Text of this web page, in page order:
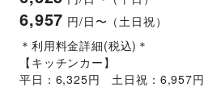
6,957 円/日〜（土日祝）
＊利用料金詳細(税込)＊
【キッチンカー】
平日：6,325円　土日祝：6,957円